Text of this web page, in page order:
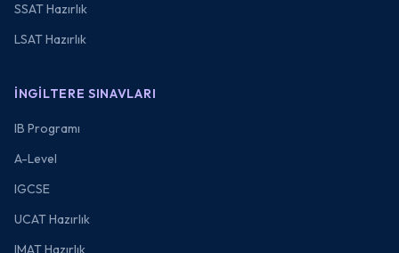
SSAT Hazırlık
LSAT Hazırlık
İNGILTERE SINAVLARI
IB Programı
A-Level
IGCSE
UCAT Hazırlık
IMAT Hazırlık